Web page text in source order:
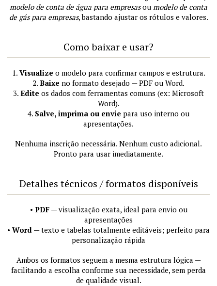
modelo de conta de água para empresasou modelo de conta
de gás para empresas, bastando ajustar os rótulos e valores.
Como baixar e usar?
1. Visualize o modelo para confirmar campos e estrutura.
2. Baixe no formato desejado — PDF ou Word.
3. Edite os dados com ferramentas comuns (ex: Microsoft
Word).
4. Salve, imprima ou envie para uso interno ou
apresentações.
Nenhuma inscrição necessária. Nenhum custo adicional.
Pronto para usar imediatamente.
Detalhes técnicos / formatos disponíveis
• PDF— visualização exata, ideal para envio ou
apresentações
• Word — texto e tabelas totalmente editáveis; perfeito para
personalização rápida
Ambos os formatos seguem a mesma estrutura lógica —
facilitando a escolha conforme sua necessidade, sem perda
de qualidade visual.